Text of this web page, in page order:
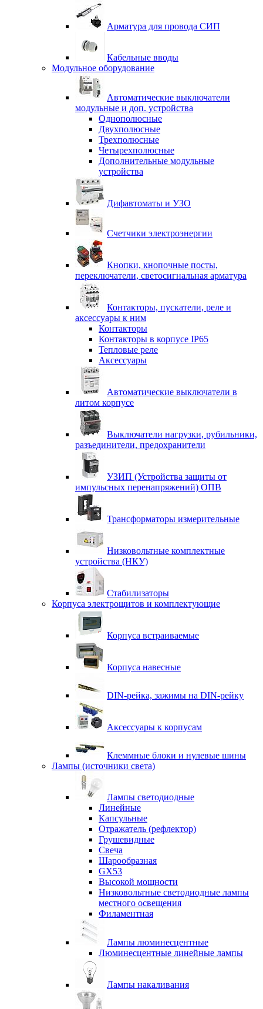
Арматура для провода СИП
Кабельные вводы
Модульное оборудование
Автоматические выключатели
модульные и доп. устройства
Однополюсные
Двухполюсные
Трехполюсные
Четырехполюсные
Дополнительные модульные
устройства
Дифавтоматы и УЗО
Счетчики электроэнергии
Кнопки, кнопочные посты,
переключатели, светосигнальная арматура
Контакторы, пускатели, реле и
аксессуары к ним
Контакторы
Контакторы в корпусе IP65
Тепловые реле
Аксессуары
Автоматические выключатели в
литом корпусе
Выключатели нагрузки, рубильники,
разъединители, предохранители
УЗИП (Устройства защиты от
импульсных перенапряжений) ОПВ
Трансформаторы измерительные
Низковольтные комплектные
устройства (НКУ)
Стабилизаторы
Корпуса электрощитов и комплектующие
Корпуса встраиваемые
Корпуса навесные
DIN-рейка, зажимы на DIN-рейку
Аксессуары к корпусам
Клеммные блоки и нулевые шины
Лампы (источники света)
Лампы светодиодные
Линейные
Капсульные
Отражатель (рефлектор)
Грушевидные
Свеча
Шарообразная
GX53
Высокой мощности
Низковольтные светодиодные лампы
местного освещения
Филаментная
Лампы люминесцентные
Люминесцентные линейные лампы
Лампы накаливания